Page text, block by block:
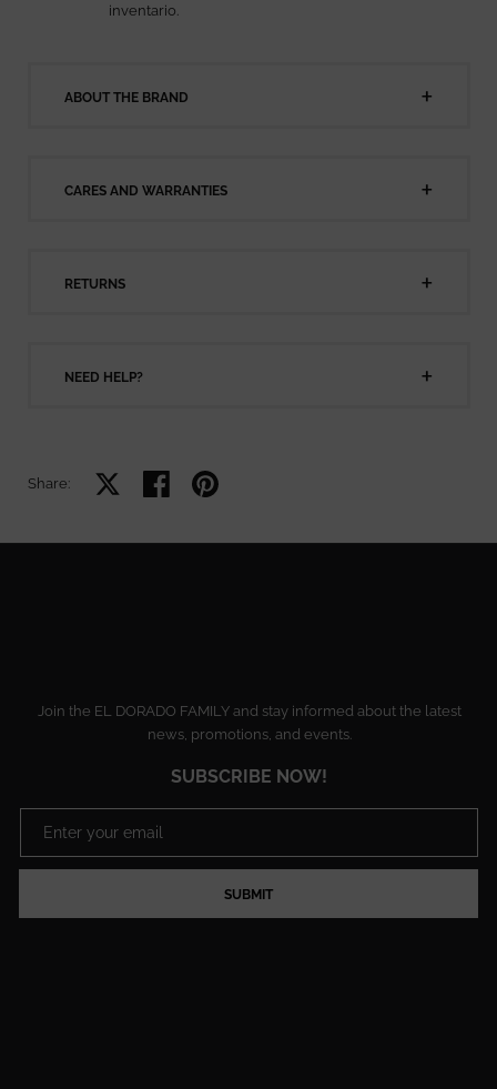
inventario.
ABOUT THE BRAND
CARES AND WARRANTIES
RETURNS
NEED HELP?
Share: Share on XShare on facebook
Share on pinterest
Join the EL DORADO FAMILY and stay informed about the latest
news, promotions, and events.
SUBSCRIBE NOW!
SUBMIT